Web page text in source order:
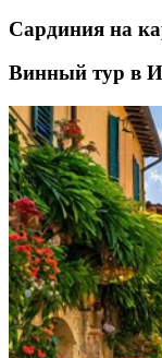
Сардиния на
Винный тур в